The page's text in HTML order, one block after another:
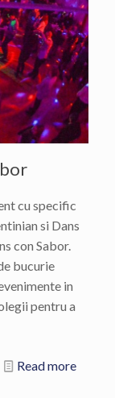
cu specific
si Dans
con Sabor.
bucurie
in
pentru a
Read more